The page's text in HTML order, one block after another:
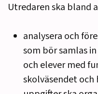
Utredaren ska bland
analysera och
som bör samlas
och elever med
skolväsendet och